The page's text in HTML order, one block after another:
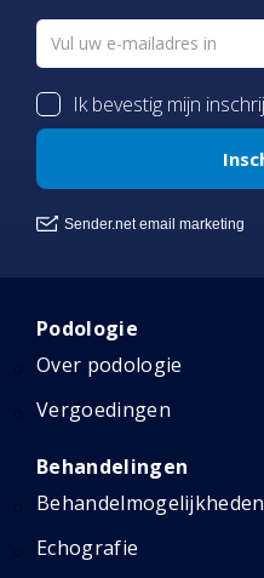
Podologie
Over podologie
Vergoedingen
Behandelingen
Behandelmogelijkheden
Echografie